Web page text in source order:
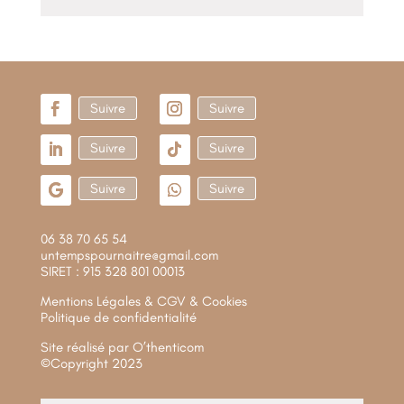
Suivre Suivre
Suivre Suivre
Suivre Suivre
06 38 70 65 54
untempspournaitre@gmail.com
SIRET : 915 328 801 00013
Mentions Légales & CGV & Cookies
Politique de confidentialité
Site réalisé par O’thenticom
©Copyright 2023